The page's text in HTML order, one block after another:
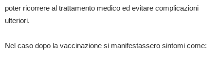
poter ricorrere al trattamento medico ed evitare complicazioni
ulteriori.
Nel caso dopo la vaccinazione si manifestassero sintomi come: